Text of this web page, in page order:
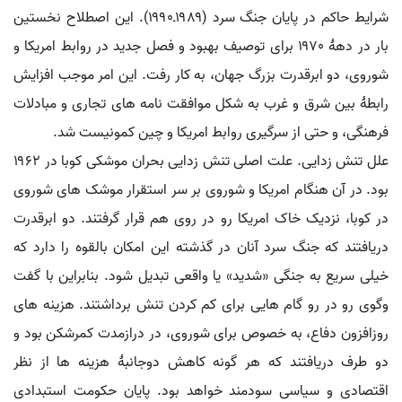
شرایط حاکم در پایان جنگ سرد (۱۹۸۹ـ۱۹۹۰). این اصطلاح نخستین
بار در دهۀ ۱۹۷۰ برای توصیف بهبود و فصل جدید در روابط امریکا و
شوروی، دو ابرقدرت بزرگ جهان، به کار رفت. این امر موجب افزایش
رابطۀ بین شرق و غرب به شکل موافقت نامه های تجاری و مبادلات
فرهنگی، و حتی از سرگیری روابط امریکا و چین کمونیست شد.
علل تنش زدایی. علت اصلی تنش زدایی بحران موشکی کوبا در ۱۹۶۲
بود. در آن هنگام امریکا و شوروی بر سر استقرار موشک های شوروی
در کوبا، نزدیک خاک امریکا رو در روی هم قرار گرفتند. دو ابرقدرت
دریافتند که جنگ سرد آنان در گذشته این امکان بالقوه را دارد که
خیلی سریع به جنگی «شدید» یا واقعی تبدیل شود. بنابراین با گفت
وگوی رو در رو گام هایی برای کم کردن تنش برداشتند. هزینه های
روزافزون دفاع، به خصوص برای شوروی، در درازمدت کمرشکن بود و
دو طرف دریافتند که هر گونه کاهش دوجانبۀ هزینه ها از نظر
اقتصادی و سیاسی سودمند خواهد بود. پایان حکومت استبدادی